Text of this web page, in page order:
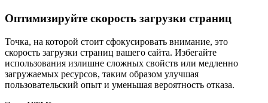
Оптимизируйте скорость загрузки страниц
Точка, на которой стоит сфокусировать внимание, это
скорость загрузки страниц вашего сайта. Избегайте
использования излишне сложных свойств или медленно
загружаемых ресурсов, таким образом улучшая
пользовательский опыт и уменьшая вероятность отказа.